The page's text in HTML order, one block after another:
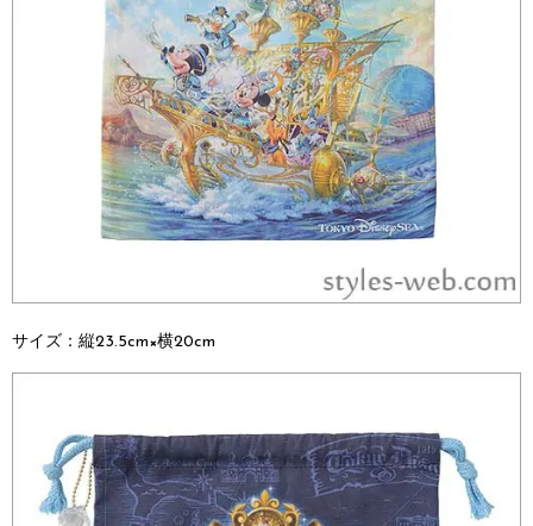
サイズ：縦23.5cm×横20cm